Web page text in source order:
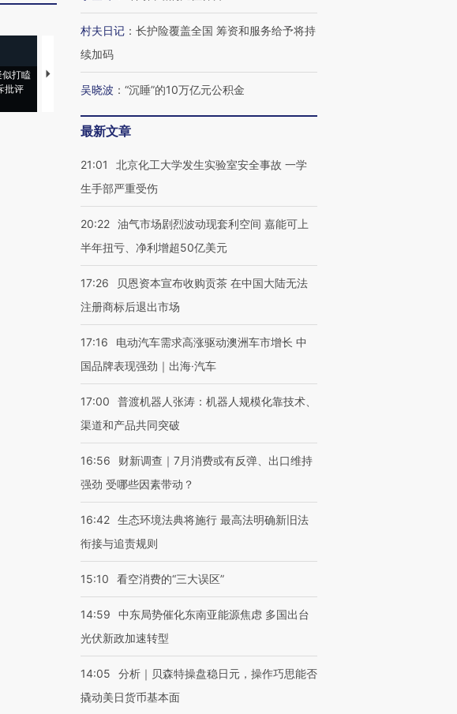
似打瞌
批评
视线｜全球最热百城独占
97个 印度如何熬过48°C
38岁梅西上演帽子戏法
视线｜不考竞赛的王虹、
村夫日记 ： 长护险覆盖全国 筹资和服务给予将持
续加码
吴晓波 ： “沉睡”的10万亿元公积金
最新文章
21:01
北京化工大学发生实验室安全事故 一学
生手部严重受伤
20:22 油气市场剧烈波动现套利空间 嘉能可上
半年扭亏、净利增超50亿美元
17:26
贝恩资本宣布收购贡茶 在中国大陆无法
注册商标后退出市场
17:16
电动汽车需求高涨驱动澳洲车市增长 中
国品牌表现强劲｜出海·汽车
17:00
普渡机器人张涛：机器人规模化靠技术、
渠道和产品共同突破
16:56
财新调查｜7月消费或有反弹、出口维持
强劲 受哪些因素带动？
16:42 生态环境法典将施行 最高法明确新旧法
衔接与追责规则
15:10 看空消费的“三大误区”
14:59
中东局势催化东南亚能源焦虑 多国出台
光伏新政加速转型
14:05
分析｜贝森特操盘稳日元，操作巧思能否
撬动美日货币基本面